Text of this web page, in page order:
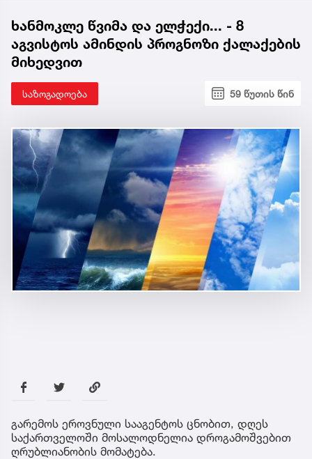
ხანმოკლე წვიმა და ელჭექი... - 8
აგვისტოს ამინდის პროგნოზი ქალაქების
მიხედვით
საზოგადოება 59 წუთის წინ
გარემოს ეროვნული სააგენტოს ცნობით, დღეს
საქართველოში მოსალოდნელია დროგამოშვებით
ღრუბლიანობის მომატება.